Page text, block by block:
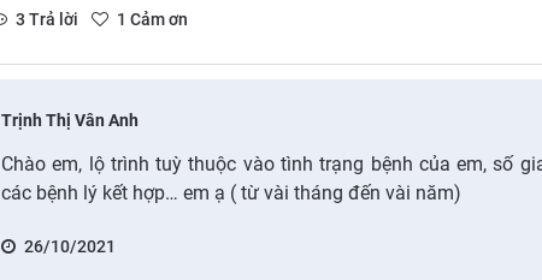
3 Trả lời 1 Cảm ơn
Trịnh Thị Vân Anh
Chào em, lộ trình tuỳ thuộc vào tình trạng bệnh của em, số
các bệnh lý kết hợp… em ạ ( từ vài tháng đến vài năm)
26/10/2021